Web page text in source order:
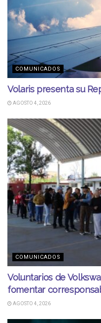
COMUNICADOS
Volaris presenta su
AGOSTO 4, 2026
COMUNICADOS
Voluntarios de
fomentar
AGOSTO 4, 2026